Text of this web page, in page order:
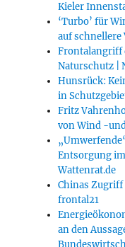
Kieler
‘Turbo’ für
auf
Frontalangriff
Naturschutz |
Hunsrück:
in
Fritz
von Wind -
Entsorgung
Wattenrat.de
Chinas Zugriff
frontal21
an den